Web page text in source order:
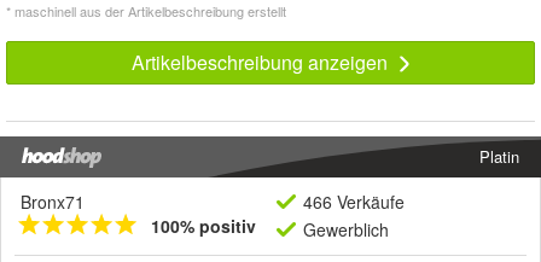
* maschinell aus der Artikelbeschreibung erstellt
Artikelbeschreibung anzeigen
Platin
Bronx71
100% positiv
466 Verkäufe
Gewerblich